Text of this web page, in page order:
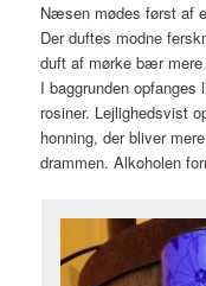
Næsen mødes først af
Der duftes modne
duft af mørke bær
I baggrunden
rosiner. Lejlighedsvist
honning, der bliver
drammen. Alkoholen